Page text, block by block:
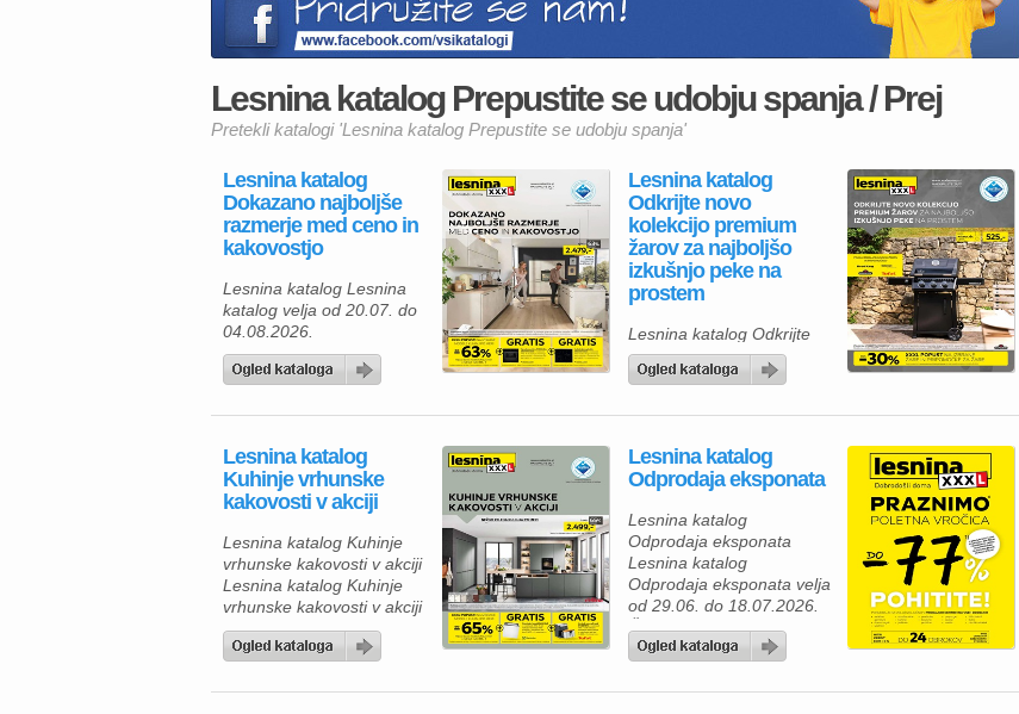
Lesnina katalog Prepustite se udobju spanja / Prej
Pretekli katalogi 'Lesnina katalog Prepustite se udobju spanja'
Lesnina katalog
Dokazano najboljše
razmerje med ceno in
kakovostjo
Lesnina katalog Lesnina
katalog velja od 20.07. do
04.08.2026.
Lesnina katalog
Odkrijte novo
kolekcijo premium
žarov za najboljšo
izkušnjo peke na
prostem
Lesnina katalog Odkrijte
novo kolekcijo premium
žarov za najboljšo izkušnjo
katalog velja od 06.07. do
Lesnina katalog
Kuhinje vrhunske
kakovosti v akciji
Lesnina katalog Kuhinje
vrhunske kakovosti v akciji
Lesnina katalog Kuhinje
vrhunske kakovosti v akciji
velja do 18.07.2026. Če
iščete novo kuhinjo, je zdaj
izkoristite ugodnosti iz
Lesnina katalog
Odprodaja eksponata
Lesnina katalog
Odprodaja eksponata
Lesnina katalog
Odprodaja eksponata velja
od 29.06. do 18.07.2026.
Če razmišljate o prenovi
svojega doma, je zdaj
izkoristite Lesnina poletno